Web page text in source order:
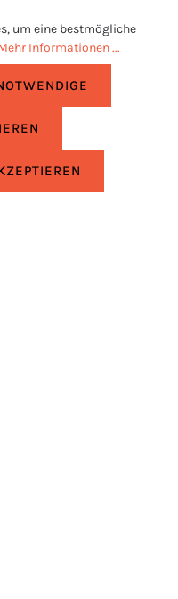
um eine bestmögliche
Informationen ...